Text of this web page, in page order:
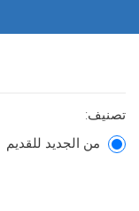
تصنيف:
من الجديد للقديم